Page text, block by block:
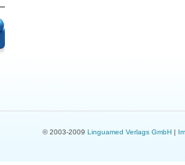
© 2003-2009 Linguamed Verlags GmbH|